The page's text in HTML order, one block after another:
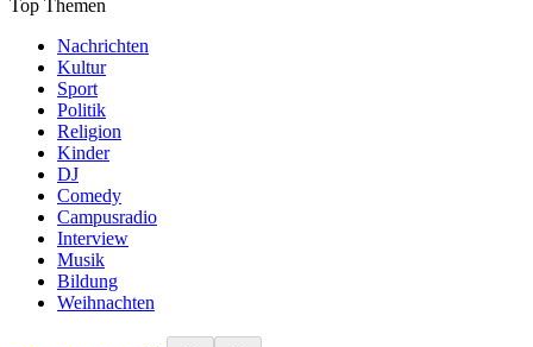
Top Themen
Nachrichten
Kultur
Sport
Politik
Religion
Kinder
DJ
Comedy
Campusradio
Interview
Musik
Bildung
Weihnachten